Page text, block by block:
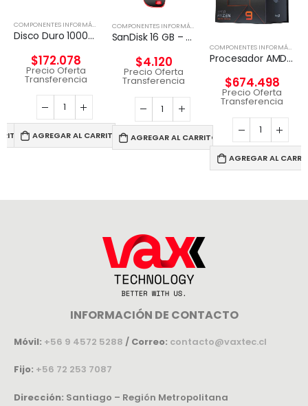
,DISCO EXTERNO COMPONENTES INFORMÁTICOS ,DISCO EXTERNO
Disco Duro 1000G PORTABLE SSD XS2000 USB 3.2 Gen 2
$172.078
Precio Oferta
Transferencia
AGREGAR AL CARRITO
COMPONENTES INFORMÁTICOS PENDRIVE
SanDisk 16 GB – USB 2.0
$4.120
Precio Oferta
Transferencia
AGREGAR AL CARRITO
COMPONENTES INFORMÁTICOS
Procesador AMD Ryzen 9 7900X
$674.498
Precio Oferta
Transferencia
AGREGAR AL
INFORMACIÓN DE CONTACTO
Móvil: +56 9 4572 5288 / Correo: contacto@vaxtec.cl
Fijo: +56 72 253 7087
Dirección: Santiago – Región Metropolitana